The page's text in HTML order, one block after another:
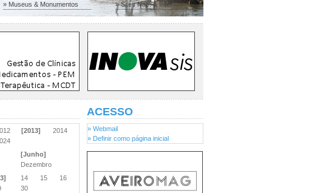
» Museus & Monumentos
» Sites Nac. & Inter.
[2013]
2014
[Junho]
Dezembro
14 15
16
30
ACESSO
» Webmail
» Definir como página inicial